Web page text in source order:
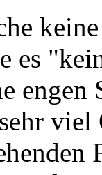
es
engen
viel